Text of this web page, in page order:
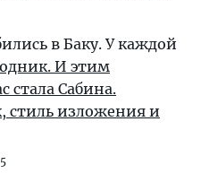
в Баку. У каждой
И этим
стала Сабина.
стиль изложения и